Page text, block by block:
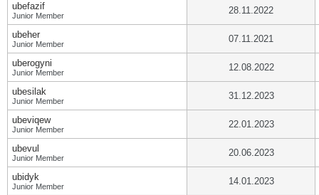
ubefazif
Junior Member 28.11.2022
ubeher
Junior Member 07.11.2021
uberogyni
Junior Member 12.08.2022
ubesilak
Junior Member 31.12.2023
ubeviqew
Junior Member 22.01.2023
ubevul
Junior Member 20.06.2023
ubidyk
Junior Member 14.01.2023